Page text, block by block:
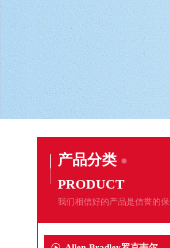
产品分类
PRODUCT
我们相信好的产品是信誉的保